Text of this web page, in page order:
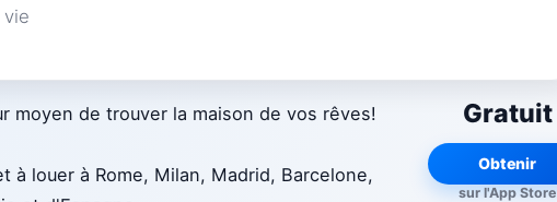
Gratuit
Obtenir
sur l'App Store
moyen de trouver la maison de vos rêves!
louer à Rome, Milan, Madrid, Barcelone,